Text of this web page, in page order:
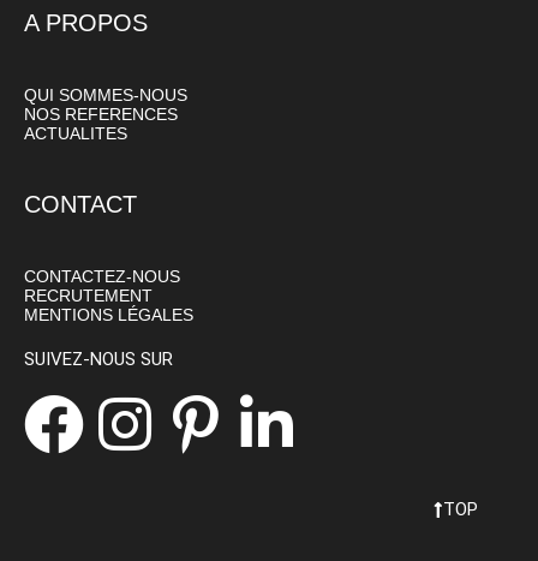
A PROPOS
QUI SOMMES-NOUS
NOS REFERENCES
ACTUALITES
CONTACT
CONTACTEZ-NOUS
RECRUTEMENT
MENTIONS LÉGALES
SUIVEZ-NOUS SUR
TOP